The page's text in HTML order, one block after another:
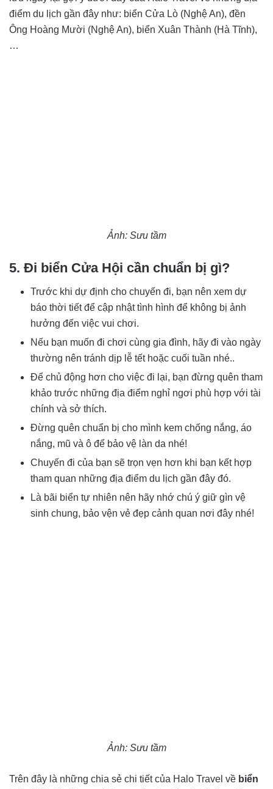
điểm du lịch gần đây như: biển Cửa Lò (Nghệ An), đền
Ông Hoàng Mười (Nghệ An), biển Xuân Thành (Hà Tĩnh),
…
Ảnh: Sưu tầm
5. Đi biển Cửa Hội cần chuẩn bị gì?
Trước khi dự định cho chuyến đi, bạn nên xem dự
báo thời tiết để cập nhật tình hình để không bị ảnh
hưởng đến việc vui chơi.
Nếu bạn muốn đi chơi cùng gia đình, hãy đi vào ngày
thường nên tránh dịp lễ tết hoặc cuối tuần nhé..
Để chủ động hơn cho việc đi lại, bạn đừng quên tham
khảo trước những địa điểm nghỉ ngơi phù hợp với tài
chính và sở thích.
Đừng quên chuẩn bị cho mình kem chống nắng, áo
nắng, mũ và ô để bảo vệ làn da nhé!
Chuyến đi của bạn sẽ trọn vẹn hơn khi bạn kết hợp
tham quan những địa điểm du lịch gần đây đó.
Là bãi biển tự nhiên nên hãy nhớ chú ý giữ gìn vệ
sinh chung, bảo vện vẻ đẹp cảnh quan nơi đây nhé!
Ảnh: Sưu tầm
Trên đây là những chia sẻ chi tiết của Halo Travel về biển